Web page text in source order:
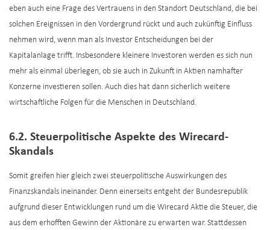
eben auch eine Frage des Vertrauens in den Standort Deutschland, die bei
solchen Ereignissen in den Vordergrund rückt und auch zukünftig Einfluss
nehmen wird, wenn man als Investor Entscheidungen bei der
Kapitalanlage trifft. Insbesondere kleinere Investoren werden es sich nun
mehr als einmal überlegen, ob sie auch in Zukunft in Aktien namhafter
Konzerne investieren sollen. Auch dies hat dann sicherlich weitere
wirtschaftliche Folgen für die Menschen in Deutschland.
6.2. Steuerpolitische Aspekte des Wirecard-
Skandals
Somit greifen hier gleich zwei steuerpolitische Auswirkungen des
Finanzskandals ineinander. Denn einerseits entgeht der Bundesrepublik
aufgrund dieser Entwicklungen rund um die Wirecard Aktie die Steuer, die
aus dem erhofften Gewinn der Aktionäre zu erwarten war. Stattdessen